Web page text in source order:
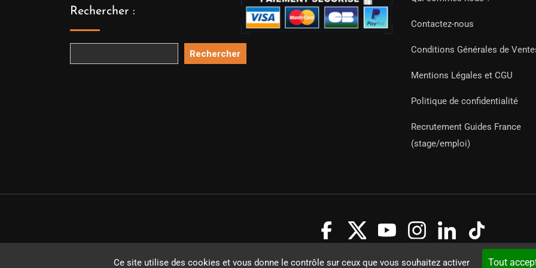
Ce site utilise des cookies et vous donne le contrôle sur ceux que vous souhaitez activer Tout
Rechercher :
Rechercher
Contactez-nous
Conditions Générales de
Mentions Légales et CGU
Politique de confidentialité
Recrutement Guides France
(stage/emploi)
Copyright Guides 2021. Tous droits réservés.Développement web sur mesure